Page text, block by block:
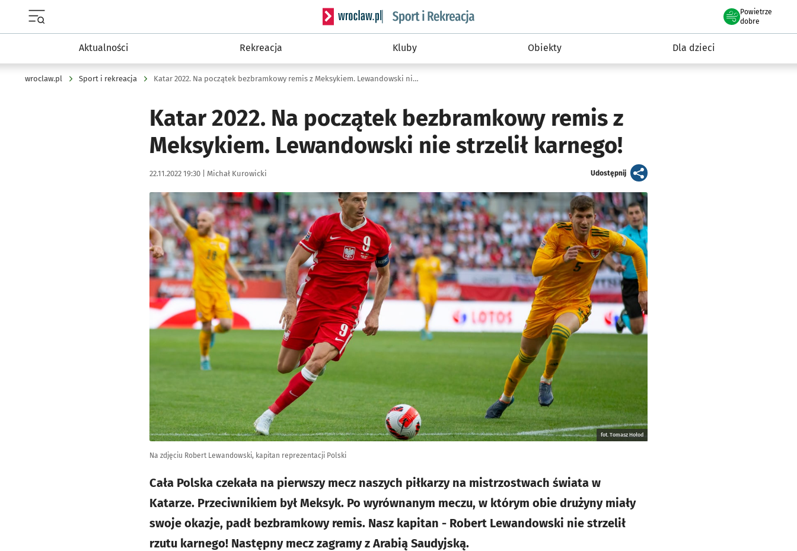
Serwis informacyjny wroclaw.pl podserwis: Sport i rekreacja
Powietrze
we Wrocławiu
dobre
Aktualności Rekreacja Kluby Obiekty Dla dzieci
wroclaw.pl Sport i rekreacja Katar 2022. Na początek bezbramkowy remis z Meksykiem. Lewandowski nie strzelił karnego!
Katar 2022. Na początek bezbramkowy remis z
Meksykiem. Lewandowski nie strzelił karnego!
Data publikacji:
22.11.2022 19:30 | Autor:
Michał Kurowicki Udostępnijartykuł
Kliknij, aby powiększyć
fot. Tomasz Hołod
Na zdjęciu Robert Lewandowski, kapitan reprezentacji Polski
Cała Polska czekała na pierwszy mecz naszych piłkarzy na mistrzostwach świata w
Katarze. Przeciwnikiem był Meksyk. Po wyrównanym meczu, w którym obie drużyny miały
swoje okazje, padł bezbramkowy remis. Nasz kapitan - Robert Lewandowski nie strzelił
rzutu karnego! Następny mecz zagramy z Arabią Saudyjską.